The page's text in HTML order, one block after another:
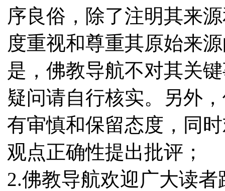
序良俗，除了注明其来
度重视和尊重其原始来
是，佛教导航不对其关
疑问请自行核实。另外
有审慎和保留态度，同
观点正确性提出批评；
2.佛教导航欢迎广大读